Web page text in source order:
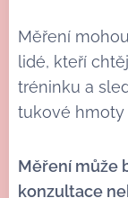
Měření
lidé, kteří
tréninku a
tukové hmoty
Měření může
konzultace